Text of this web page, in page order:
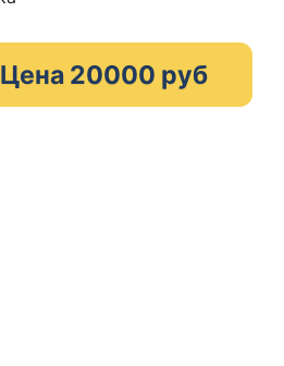
Цена 20000 руб